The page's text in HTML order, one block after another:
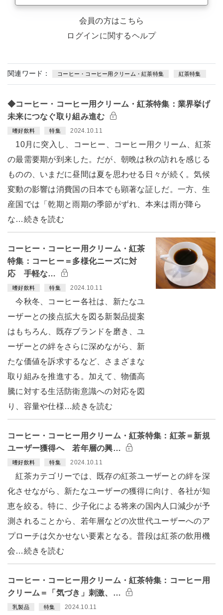
会員の方はこちら
ログインに関するヘルプ
関連ワード： コーヒー・コーヒー用クリーム・紅茶特集 紅茶特集
◆コーヒー・コーヒー用クリーム・紅茶特集：業界挙げ
未来につなぐ取り組み進む
嗜好飲料 特集 2024.10.11
10月に突入し、コーヒー、コーヒー用クリーム、紅茶
の最需要期が到来した。だが、朝晩は秋の訪れを感じる
ものの、いまだに昼間は夏を思わせる日々が続く。気候
変動の影響は消費国の日本でも顕著な証しだ。一方、生
産国では「乾期と雨期の季節がずれ、本来は雨が降ら
な…続きを読む
コーヒー・コーヒー用クリーム・紅茶
特集：コーヒー＝多様化ニーズに対
応 手軽な…
嗜好飲料 特集 2024.10.11
今秋冬、コーヒー各社は、新たなユ
ーザーとの接点拡大を図る新製品提案
はもちろん、既存ブランドを磨き、ユ
ーザーとの絆をさらに深めながら、新
たな価値を訴求するなど、さまざまな
取り組みを推進する。加えて、物価高
騰に対する生活防衛意識への対応を図
り、容量や仕様…続きを読む
コーヒー・コーヒー用クリーム・紅茶特集：紅茶＝新規
ユーザー獲得へ 若年層の興…
嗜好飲料 特集 2024.10.11
紅茶カテゴリーでは、既存の紅茶ユーザーとの絆を深
化させながら、新たなユーザーの獲得に向け、各社が知
恵を絞る。特に、少子化による将来の国内人口減少が予
測されることから、若年層などの次世代ユーザーへのア
プローチは欠かせない要素となる。普段は紅茶の飲用機
会…続きを読む
コーヒー・コーヒー用クリーム・紅茶特集：コーヒー用
クリーム＝「気づき」刺激、…
乳製品 特集 2024.10.11